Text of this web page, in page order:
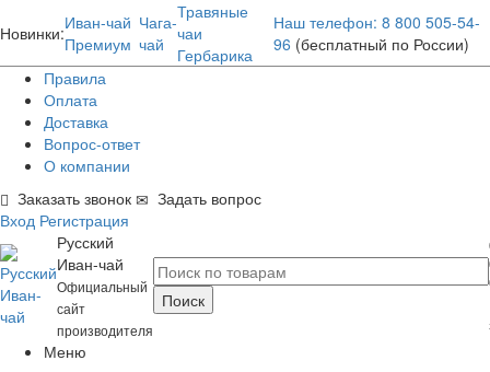
Новинки:Иван-чай
Премиум
Чага-
чай
Травяные
чаи
Гербарика
Наш телефон: 8 800 505-54-
96 (бесплатный по России)
Правила
Оплата
Доставка
Вопрос-ответ
О компании
Заказать звонок
Задать вопрос
Вход Регистрация
Русский
Иван-чай
Официальный
сайт
производителя
Меню